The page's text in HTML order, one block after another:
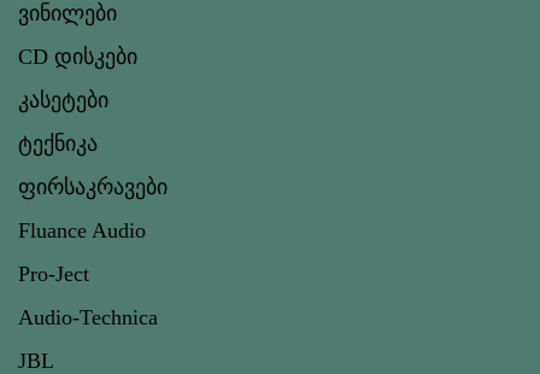
ვინილები
CD დისკები
კასეტები
ტექნიკა
ფირსაკრავები
Fluance Audio
Pro-Ject
Audio-Technica
JBL